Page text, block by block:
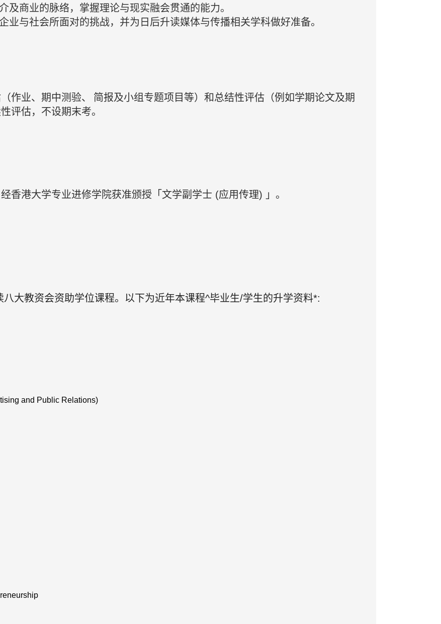
及商业的脉络，掌握理论与现实融会贯通的能力。
业与社会所面对的挑战，并为日后升读媒体与传播相关学科做好准备。
作业、期中测验、
简报及小组专题项目等）和总结性评估（例如学期论文及期
评估，不设期末考。
香港大学专业进修学院获准颁授「文学副学士 (应用传理) ​」。
大教资会资助学位课程。以下为近年本课程^毕业生/学生的升学资料*:
and Public Relations)